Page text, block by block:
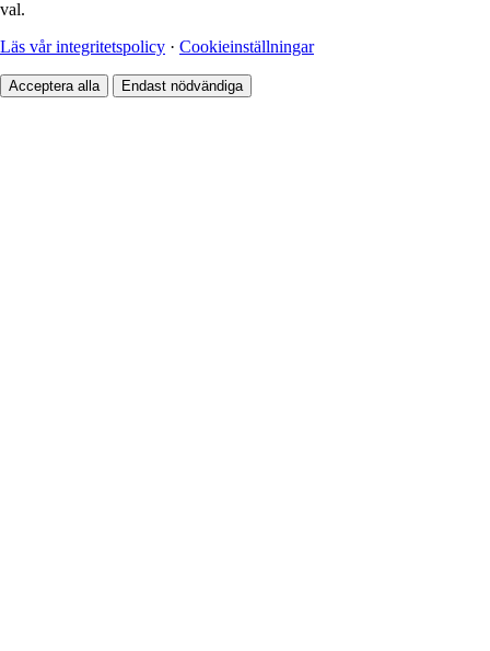
val.
Läs vår integritetspolicy · Cookieinställningar
Acceptera alla Endast nödvändiga